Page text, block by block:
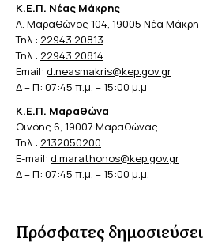
Κ.Ε.Π. Νέας Μάκρης
Λ. Μαραθώνος 104, 19005 Νέα Μάκρη
Τηλ.: 22943 20813
Τηλ.: 22943 20814
Email: d.neasmakris@kep.gov.gr
Δ – Π: 07:45 π.μ. – 15:00 μ.μ
Κ.Ε.Π. Μαραθώνα
Οινόης 6, 19007 Μαραθώνας
Τηλ.: 2132050200
E-mail: d.marathonos@kep.gov.gr
Δ – Π: 07:45 π.μ. – 15:00 μ.μ.
Πρόσφατες